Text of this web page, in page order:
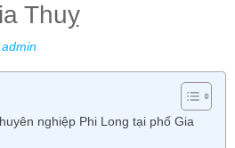
Thuỵ
admin
nghiệp Phi Long tại phố Gia